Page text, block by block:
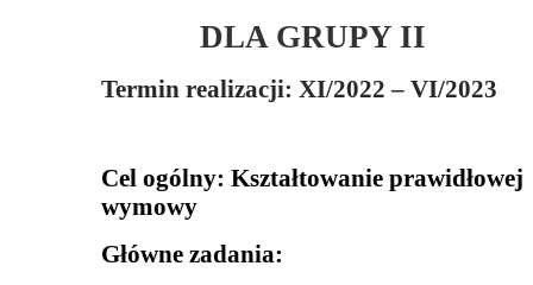
DLA GRUPY II
Termin realizacji: XI/2022 – VI/2023
Cel ogólny: Kształtowanie prawidłowej
wymowy
Główne zadania: